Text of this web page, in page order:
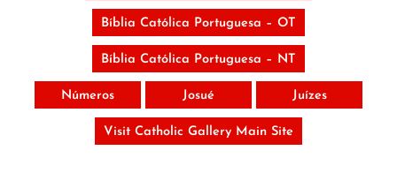
Bíblia Católica Portuguesa – OT
Bíblia Católica Portuguesa – NT
Números Josué Juízes
Visit Catholic Gallery Main Site